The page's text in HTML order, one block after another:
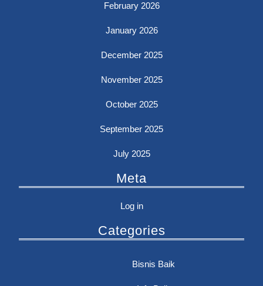
February 2026
January 2026
December 2025
November 2025
October 2025
September 2025
July 2025
Meta
Log in
Categories
Bisnis Baik